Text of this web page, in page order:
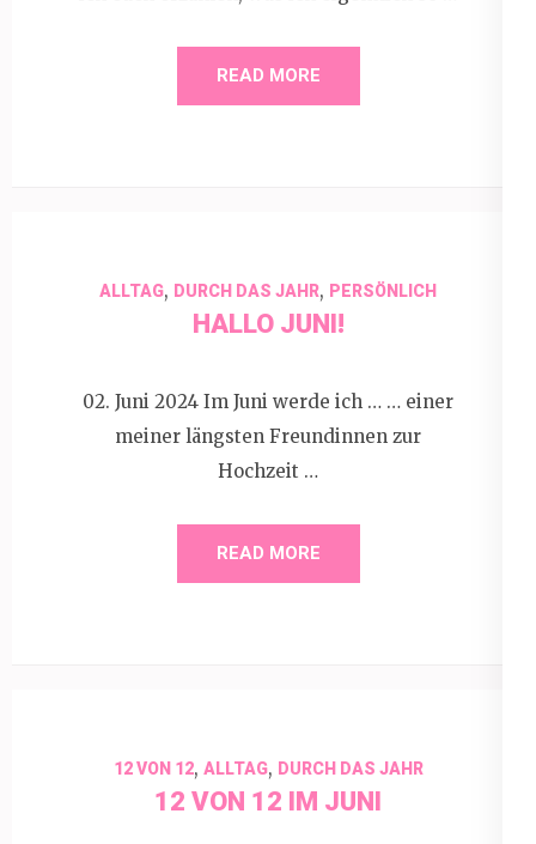
READ MORE
ALLTAG, DURCH DAS JAHR, PERSÖNLICH
HALLO JUNI!
02. Juni 2024 Im Juni werde ich … … einer
meiner längsten Freundinnen zur
Hochzeit …
READ MORE
12 VON 12, ALLTAG, DURCH DAS JAHR
12 VON 12 IM JUNI